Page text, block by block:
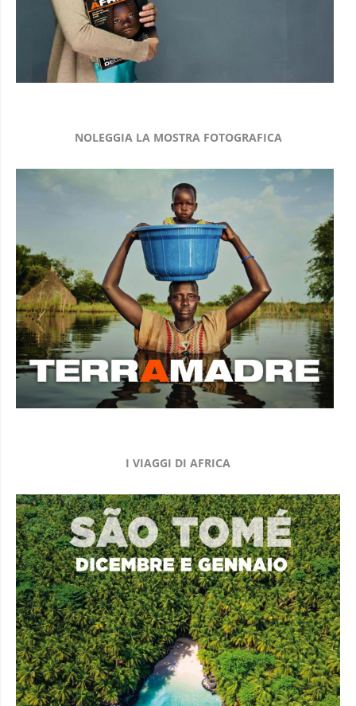
NOLEGGIA LA MOSTRA FOTOGRAFICA
I VIAGGI DI AFRICA